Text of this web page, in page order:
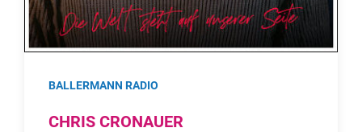
BALLERMANN RADIO
CHRIS CRONAUER